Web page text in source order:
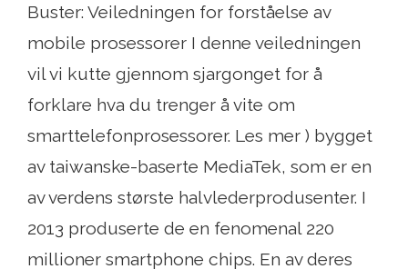
Buster: Veiledningen for forståelse av
mobile prosessorer I denne veiledningen
vil vi kutte gjennom sjargonget for å
forklare hva du trenger å vite om
smarttelefonprosessorer. Les mer ) bygget
av taiwanske-baserte MediaTek, som er en
av verdens største halvlederprodusenter. I
2013 produserte de en fenomenal 220
millioner smartphone chips. En av deres